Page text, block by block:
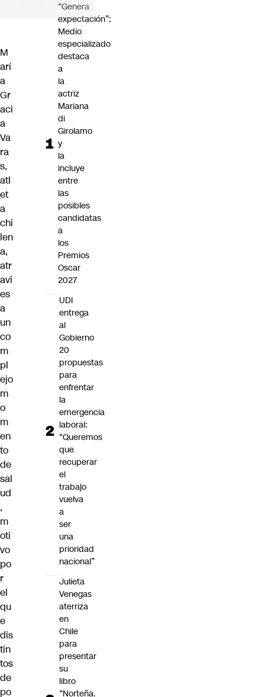
M
arí
a
Gr
aci
a
Va
ra
s,
atl
et
a
chi
len
a,
atr
avi
es
a
un
co
m
pl
ejo
m
o
m
en
to
de
sal
ud
,
m
oti
vo
po
r
el
qu
e
dis
tin
tos
de
po
“Genera
expectación”:
Medio
especializado
destaca
a
la
actriz
Mariana
di
Girolamo
y
la
incluye
entre
las
posibles
candidatas
a
los
Premios
Oscar
2027
UDI
entrega
al
Gobierno
20
propuestas
para
enfrentar
la
emergencia
laboral:
“Queremos
que
recuperar
el
trabajo
vuelva
a
ser
una
prioridad
nacional”
Julieta
Venegas
aterriza
en
Chile
para
presentar
su
libro
“Norteña.